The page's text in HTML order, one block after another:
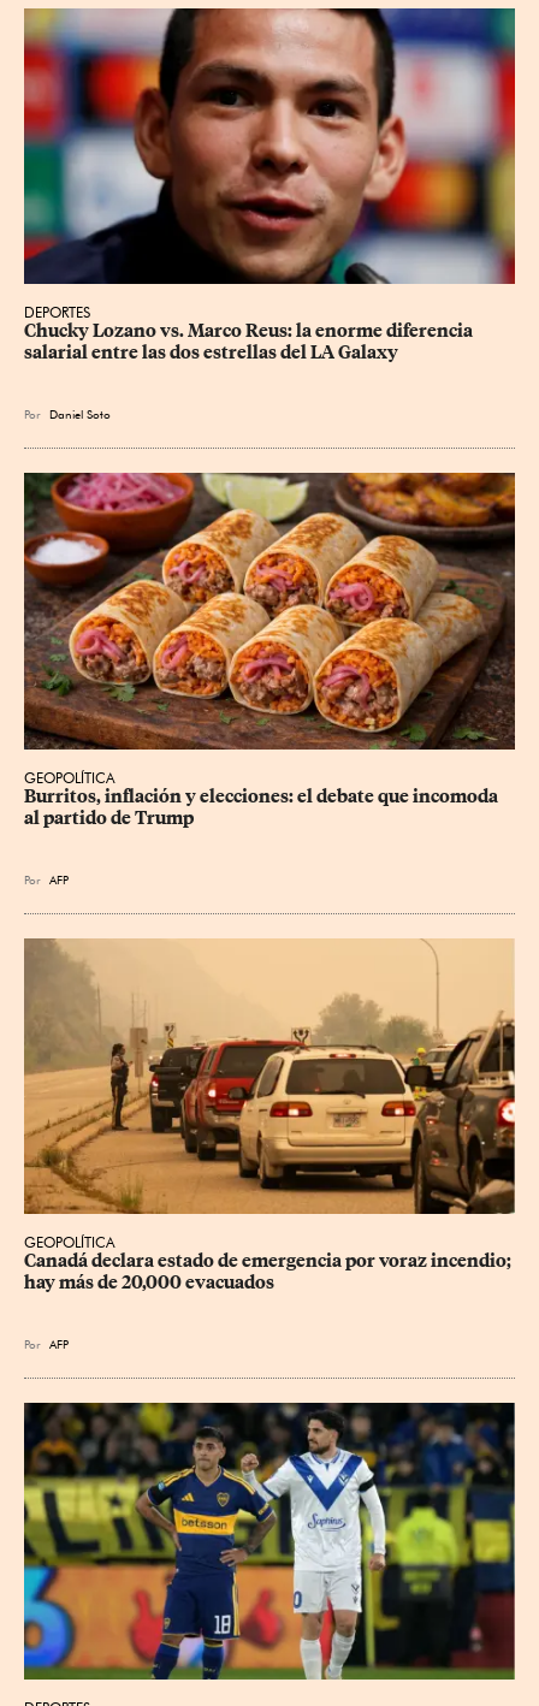
DEPORTES
Chucky Lozano vs. Marco Reus: la enorme diferencia
salarial entre las dos estrellas del LA Galaxy
Por Daniel Soto
GEOPOLÍTICA
Burritos, inflación y elecciones: el debate que incomoda
al partido de Trump
Por AFP
GEOPOLÍTICA
Canadá declara estado de emergencia por voraz incendio;
hay más de 20,000 evacuados
Por AFP